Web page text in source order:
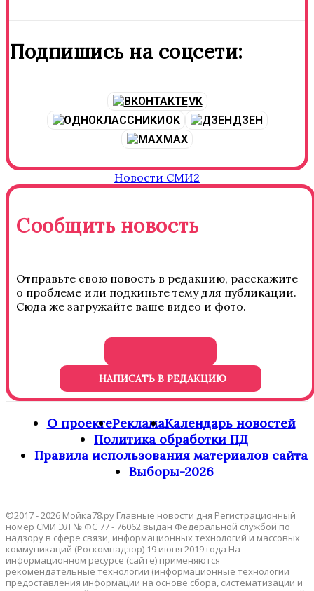
Подпишись на соцсети:
VK
OK
ДЗЕН
MAX
Новости СМИ2
Сообщить новость
Отправьте свою новость в редакцию, расскажите
о проблеме или подкиньте тему для публикации.
Сюда же загружайте ваше видео и фото.
НАПИСАТЬ В РЕДАКЦИЮ
О проектеРекламаКалендарь новостей
Политика обработки ПД
Правила использования материалов сайта
Выборы-2026
©2017 - 2026 Мойка78.ру Главные новости дня Регистрационный
номер СМИ ЭЛ № ФС 77 - 76062 выдан Федеральной службой по
надзору в сфере связи, информационных технологий и массовых
коммуникаций (Роскомнадзор) 19 июня 2019 года На
информационном ресурсе (сайте) применяются
рекомендательные технологии (информационные технологии
предоставления информации на основе сбора, систематизации и